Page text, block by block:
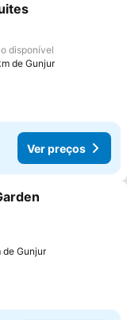
favoritos
disponível
de Gunjur
Ver preços
favoritos
de Gunjur